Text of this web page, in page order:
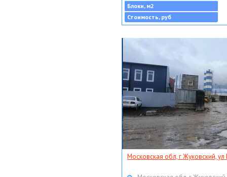
Блоки, м2
Стоимость, руб
Московская обл, г Жуковский,